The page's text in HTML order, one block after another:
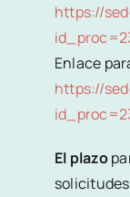
https://
Enlace
https://
El plazo